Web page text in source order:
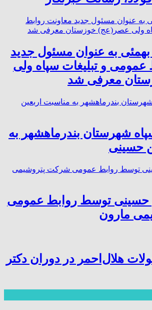
به عنوان مسئول جدید
عمومی و تبلیغات سپاه ولی
معرفی شد
شهرستان بندرماهشهر به
حسینی
حسینی توسط روابط عمومی
مارون
هلال‌احمر در دوران دکتر